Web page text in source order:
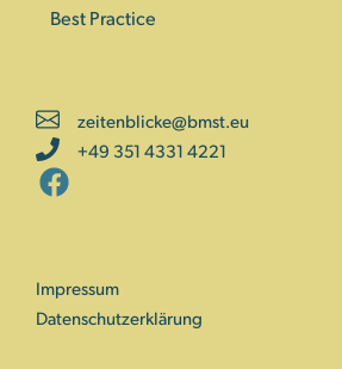
Best Practice
zeitenblicke@bmst.eu
+49 351 4331 4221
Impressum
Datenschutzerklärung